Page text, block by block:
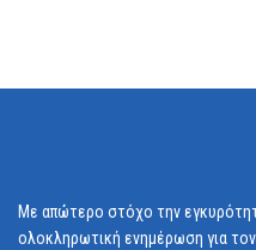
Με απώτερο στόχο την
ολοκληρωτική ενημέρωση για